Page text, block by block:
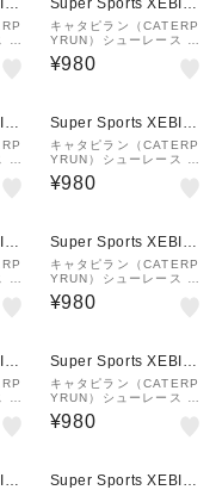
靴
Super Sports XEBIO
&mall店
キャタピラン（CATERP
YRUN）シューレース 靴
ひも マジックレース1.0
105cm M1-105-SR
¥980
靴
Super Sports XEBIO
&mall店
キャタピラン（CATERP
YRUN）シューレース 靴
ひも マジックレース1.0
105cm M1-105-EY
¥980
靴
C
Super Sports XEBIO
&mall店
キャタピラン（CATERP
YRUN）シューレース 靴
ひも エアキャタピーRF7
0cm CAR70-7REY
¥980
靴
Super Sports XEBIO
&mall店
キャタピラン（CATERP
YRUN）シューレース 靴
ひも キャタピーRF60cm
C60-7RTB
¥980
Super Sports XEBIO